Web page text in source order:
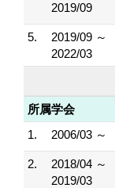
2019/09
5.
2019/09 ～
2022/03
所属学会
1.
2006/03 ～
2.
2018/04 ～
2019/03